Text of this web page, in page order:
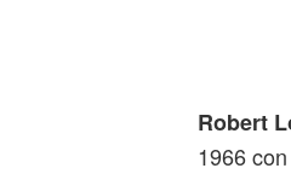
sono
Robert
1966 con